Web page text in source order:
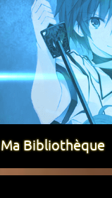
Ma Bibliothèque